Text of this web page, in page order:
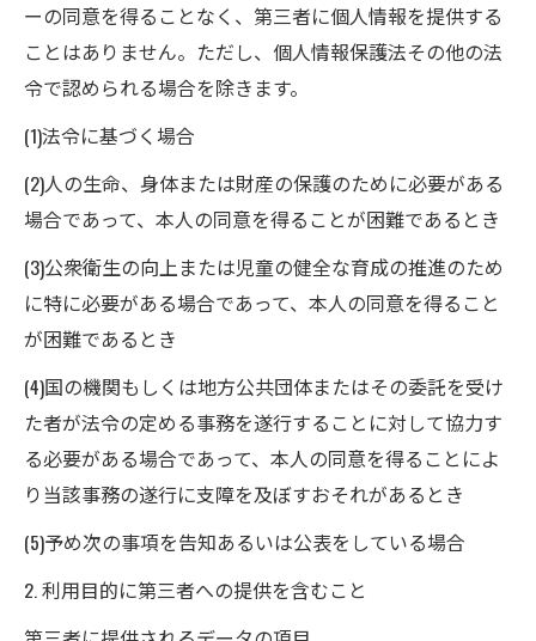
ーの同意を得ることなく、第三者に個人情報を提供する
ことはありません。ただし、個人情報保護法その他の法
令で認められる場合を除きます。
(1)法令に基づく場合
(2)人の生命、身体または財産の保護のために必要がある
場合であって、本人の同意を得ることが困難であるとき
(3)公衆衛生の向上または児童の健全な育成の推進のため
に特に必要がある場合であって、本人の同意を得ること
が困難であるとき
(4)国の機関もしくは地方公共団体またはその委託を受け
た者が法令の定める事務を遂行することに対して協力す
る必要がある場合であって、本人の同意を得ることによ
り当該事務の遂行に支障を及ぼすおそれがあるとき
(5)予め次の事項を告知あるいは公表をしている場合
2. 利用目的に第三者への提供を含むこと